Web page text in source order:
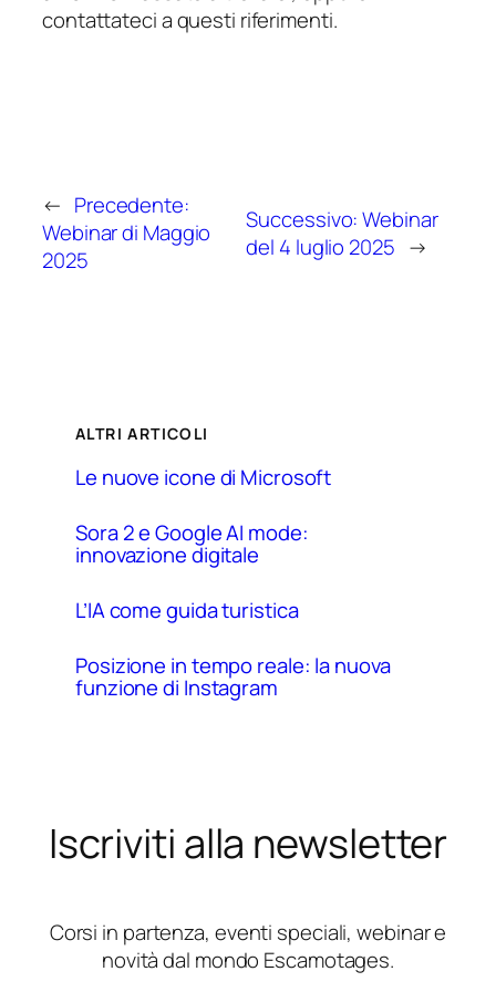
contattateci a questi riferimenti.
← Precedente:
Webinar di Maggio
2025
Successivo: Webinar
del 4 luglio 2025 →
ALTRI ARTICOLI
Le nuove icone di Microsoft
Sora 2 e Google AI mode:
innovazione digitale
L’IA come guida turistica
Posizione in tempo reale: la nuova
funzione di Instagram
Iscriviti alla newsletter
Corsi in partenza, eventi speciali, webinar e
novità dal mondo Escamotages.